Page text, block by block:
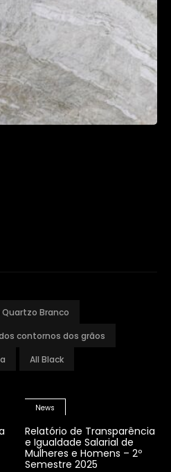
Branco
contornos dos grãos
All Black
News
Relatório de Transparência
e Igualdade Salarial de
Mulheres e Homens – 2º
Semestre 2025